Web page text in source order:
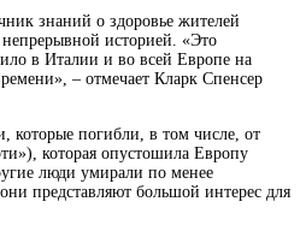
знаний о здоровье жителей
историей. «Это
в Италии и во всей Европе на
– отмечает Кларк Спенсер
которые погибли, в том числе, от
которая опустошила Европу
люди умирали по менее
представляют большой интерес для